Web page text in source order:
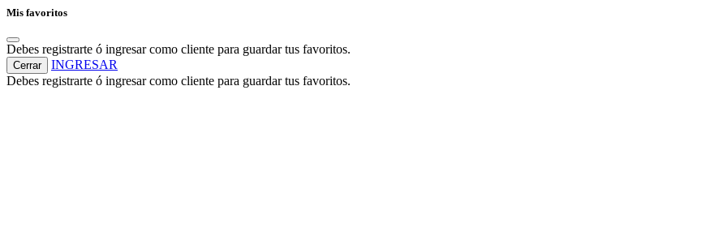
Mis favoritos
Debes registrarte ó ingresar como cliente para guardar tus favoritos.
Cerrar
INGRESAR
Debes registrarte ó ingresar como cliente para guardar tus favoritos.